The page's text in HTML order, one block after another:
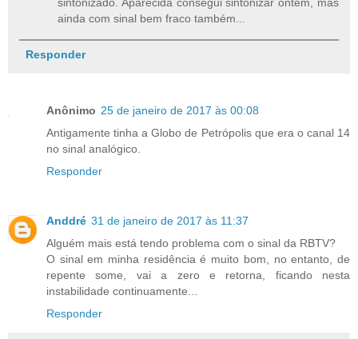
ainda com sinal bem fraco também...
Responder
Anônimo 25 de janeiro de 2017 às 00:08
Antigamente tinha a Globo de Petrópolis que era o canal 14
no sinal analógico.
Responder
Anddré 31 de janeiro de 2017 às 11:37
Alguém mais está tendo problema com o sinal da RBTV?
O sinal em minha residência é muito bom, no entanto, de
repente some, vai a zero e retorna, ficando nesta
instabilidade continuamente...
Responder